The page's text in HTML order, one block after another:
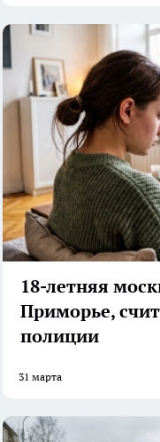
18-летняя
Приморье,
полиции
31 марта